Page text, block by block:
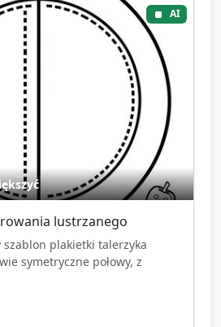
AI
lustrzanego
szablon plakietki talerzyka
symetryczne połowy, z